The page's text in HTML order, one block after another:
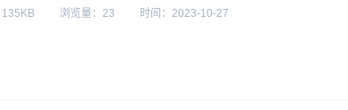
135KB 浏览量： 23 时间： 2023-10-27